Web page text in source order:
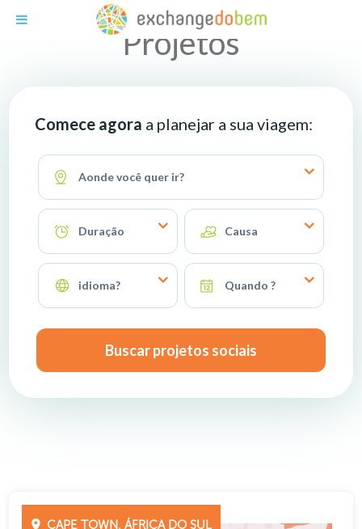
Projetos
Comece agora a planejar a sua viagem:
Aonde você quer ir?
Duração Causa
idioma? Quando ?
Buscar projetos sociais
CAPE TOWN, ÁFRICA DO SUL
Exchange do Bem